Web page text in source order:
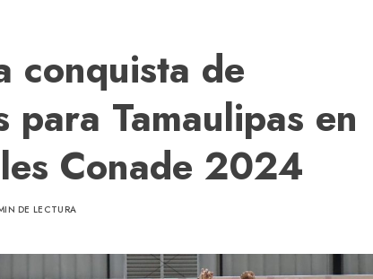
conquista de
para Tamaulipas en
Conade 2024
DE LECTURA